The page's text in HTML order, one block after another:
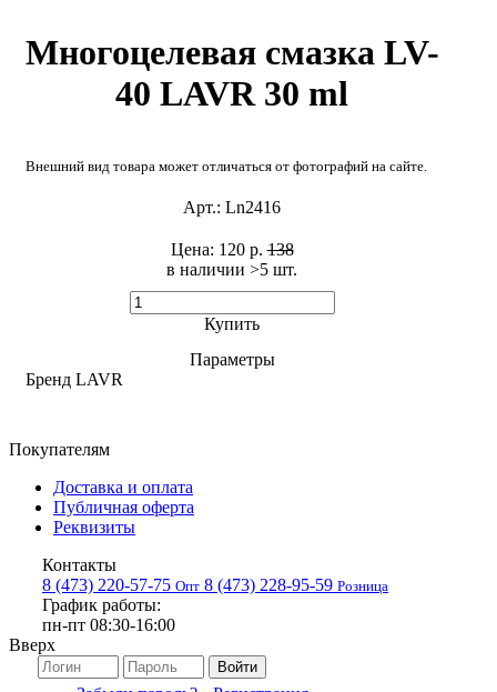
Многоцелевая смазка LV-
40 LAVR 30 ml
Внешний вид товара может отличаться от фотографий на сайте.
Арт.: Ln2416
в наличии >5 шт. ​
Цена: 120 р.138
Купить
Параметры
Бренд LAVR
Покупателям
Доставка и оплата
Публичная оферта
Реквизиты
Контакты
8 (473) 220-57-75 Опт 8 (473) 228-95-59 Розница
График работы:
пн-пт 08:30-16:00
Вверх
Войти